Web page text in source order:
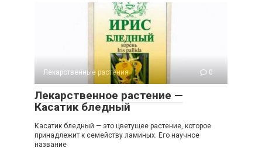
Лекарственные растения 0
Лекарственное растение —
Касатик бледный
Касатик бледный — это цветущее растение, которое
принадлежит к семейству ламиных. Его научное
название